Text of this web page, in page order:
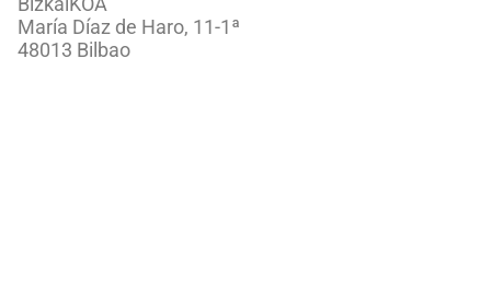
BizkaiKOA
María Díaz de Haro, 11-1ª
48013 Bilbao